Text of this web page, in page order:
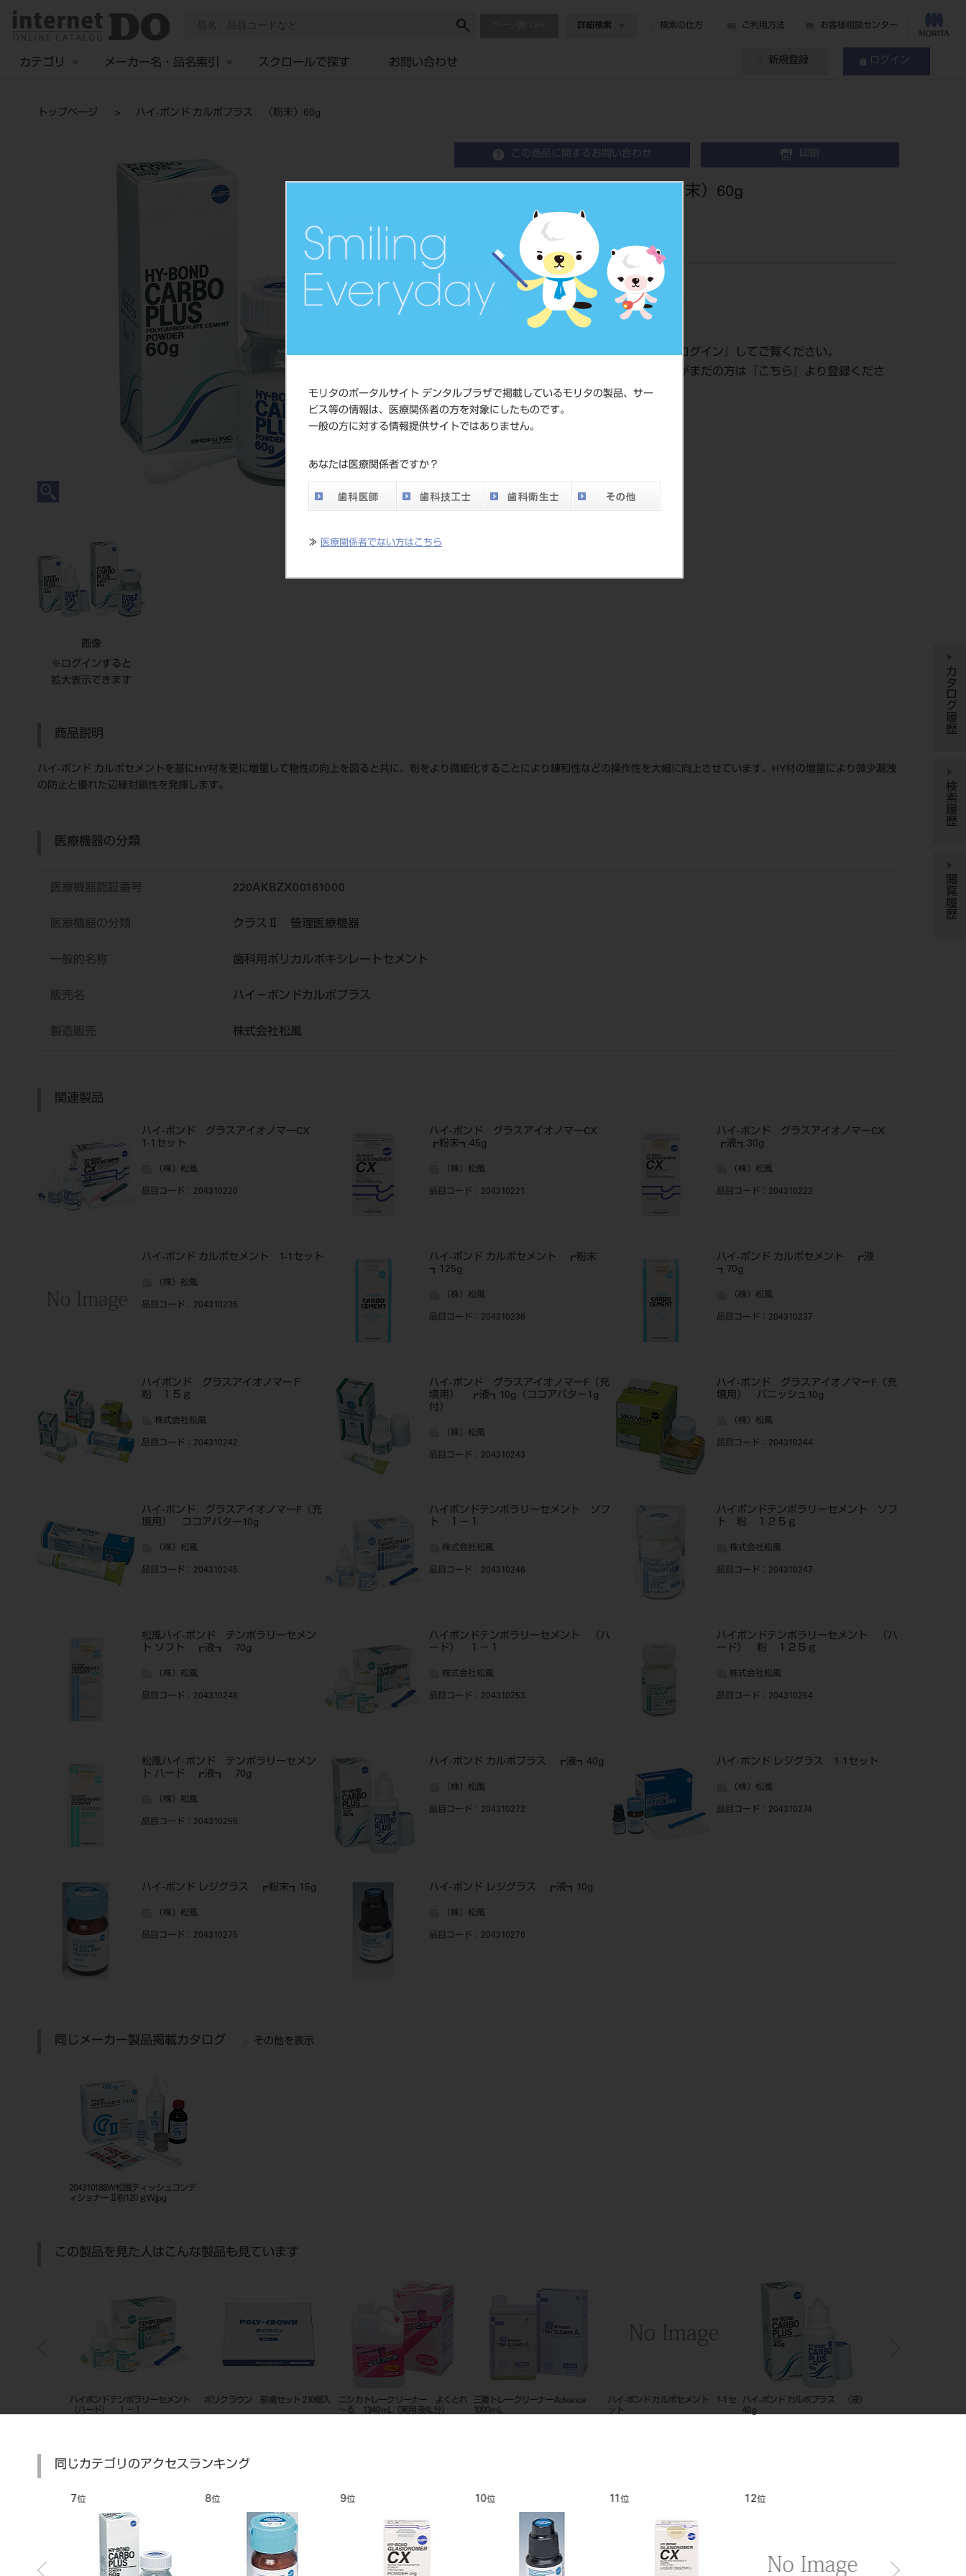
モリタのポータルサイト デンタルプラザで掲載しているモリタの製品、サー
ビス等の情報は、医療関係者の方を対象にしたものです。
一般の方に対する情報提供サイトではありません。
あなたは医療関係者ですか？
≫ 医療関係者でない方はこちら
詳細検索 検索の仕方 ご利用方法 お客様相談センター
カテゴリ メーカー名・品名索引 スクロールで探す お問い合わせ 新規登録 ログイン
トップページ ハイ-ボンド カルボプラス （粉末）60g
この商品に関するお問い合わせ 印刷
ハイ-ボンド カルボプラス （粉末）60g
Polycarboxylate Cement
歯科用ポリカルボキシレートセメント
品目コード 204310271
JAN/EANコード 4548162039521
価格の確認は『ログイン 』してご覧ください。
ネット会員登録がまだの方は『
こちら
』より登録くださ
い。
メーカー
ジ
画像
※ログインすると
拡大表示できます
商品説明
ハイ-ボンド カルボセメントを基にHY材を更に増量して物性の向上を図ると共に、粉をより微細化することにより練和性などの操作性を大幅に向上させています。HY材の増量により微少漏洩
の防止と優れた辺縁封鎖性を発揮します。
医療機器の分類
医療機器認証番号 220AKBZX00161000
医療機器の分類 クラスⅡ 管理医療機器
一般的名称 歯科用ポリカルボキシレートセメント
販売名 ハイ－ボンドカルボプラス
製造販売 株式会社松風
関連製品
ハイ-ボンド グラスアイオノマーCX
1-1セット
（株）松風
品目コード ：204310220
ハイ-ボンド グラスアイオノマーCX
┏粉末┓45g
（株）松風
品目コード ：204310221
ハイ-ボンド グラスアイオノマーCX
┏液┓30g
（株）松風
品目コード ：204310222
ハイ-ボンド カルボセメント 1-1セット
（株）松風
品目コード ：204310235
ハイ-ボンド カルボセメント ┏粉末
┓125g
（株）松風
品目コード ：204310236
ハイ-ボンド カルボセメント ┏液
┓70g
（株）松風
品目コード ：204310237
ハイボンド グラスアイオノマーＦ
粉 １５ｇ
株式会社松風
品目コード ：204310242
ハイ-ボンド グラスアイオノマーF（充
填用） ┏液┓10g（ココアバター1g
付）
（株）松風
品目コード ：204310243
ハイ-ボンド グラスアイオノマーF（充
填用） バニッシュ10g
（株）松風
品目コード ：204310244
ハイ-ボンド グラスアイオノマーF（充
填用） ココアバター10g
（株）松風
品目コード ：204310245
ハイボンドテンポラリーセメント ソフ
ト １－１
株式会社松風
品目コード ：204310246
ハイボンドテンポラリーセメント ソフ
ト 粉 １２５ｇ
株式会社松風
品目コード ：204310247
松風ハイ-ボンド テンポラリーセメン
ト ソフト ┏液┓ 70g
（株）松風
品目コード ：204310248
ハイボンドテンポラリーセメント （ハ
ード） １－１
株式会社松風
品目コード ：204310253
ハイボンドテンポラリーセメント （ハ
ード） 粉 １２５ｇ
株式会社松風
品目コード ：204310254
松風ハイ-ボンド テンポラリーセメン
ト ハード ┏液┓ 70g
（株）松風
品目コード ：204310255
ハイ-ボンド カルボプラス ┏液┓40g
（株）松風
品目コード ：204310272
ハイ-ボンド レジグラス 1-1セット
（株）松風
品目コード ：204310274
ハイ-ボンド レジグラス ┏粉末┓15g
（株）松風
品目コード ：204310275
ハイ-ボンド レジグラス ┏液┓10g
（株）松風
品目コード ：204310276
同じメーカー製品掲載カタログ その他を表示
204310188W松風ティッシュコンデ
ィショナーⅡ粉120ｇW.jpg
この製品を見た人はこんな製品も見ています
ハイボンドテンポラリーセメント
（ハード） １－１
ポリクラウン 前歯セット 210個入
ニシカトレークリーナー よくとれ
～る 1340mL（実用液4L分）
三菱トレークリーナーAdvance
1000mL
ハイ-ボンド カルボセメント 1-1セ
ット
ハイ-ボンド カルボプラス （液）
40g
同じカテゴリのアクセスランキング
7位 8位 9位 10位 11 位 12位
カタログ履歴
検索履歴
閲覧履歴